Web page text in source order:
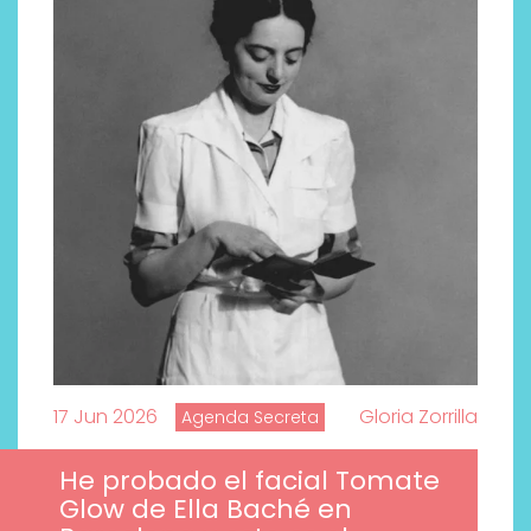
17 Jun 2026 Agenda Secreta Gloria Zorrilla
He probado el facial Tomate
Glow de Ella Baché en
Descubre cómo la cosmética
profesional va desde las